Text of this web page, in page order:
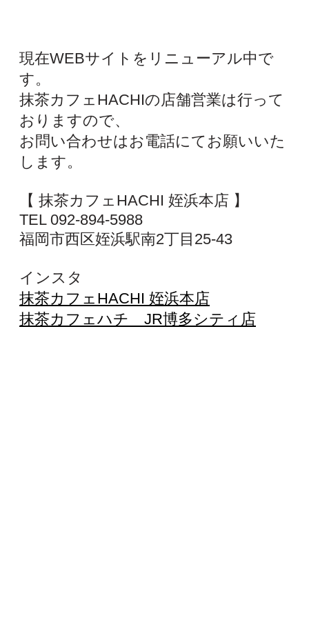
現在WEBサイトをリニューアル中で
す。
抹茶カフェHACHIの店舗営業は行って
おりますので、
お問い合わせはお電話にてお願いいた
します。
【 抹茶カフェHACHI 姪浜本店 】
TEL 092-894-5988
福岡市西区姪浜駅南2丁目25-43
インスタ
抹茶カフェHACHI 姪浜本店
抹茶カフェハチ JR博多シティ店